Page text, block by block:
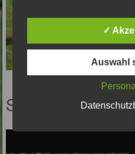
Saison 2017 /
✓
Auswahl